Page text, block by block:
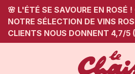
🌸 L'ÉTÉ SE SAVOURE EN ROSÉ !
NOTRE SÉLECTION DE VINS
CLIENTS NOUS DONNENT 4,7/5